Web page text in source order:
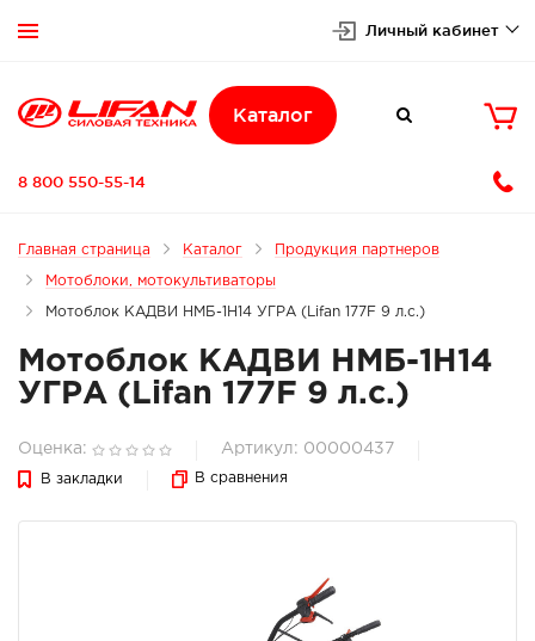
 Личный кабинет
Каталог  
8 800 550-55-14
Главная страница Каталог Продукция партнеров
Мотоблоки, мотокультиваторы
Мотоблок КАДВИ НМБ-1Н14 УГРА (Lifan 177F 9 л.с.)
Мотоблок КАДВИ НМБ-1Н14
УГРА (Lifan 177F 9 л.с.)
Оценка: Артикул: 00000437
В закладки В сравнения